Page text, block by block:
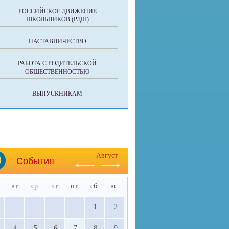
РОССИЙСКОЕ ДВИЖЕНИЕ
ШКОЛЬНИКОВ (РДШ)
НАСТАВНИЧЕСТВО
РАБОТА С РОДИТЕЛЬСКОЙ
ОБЩЕСТВЕННОСТЬЮ
ВЫПУСКНИКАМ
События
Август
вт ср чт пт сб вс
1 2